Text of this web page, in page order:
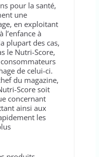
pour la santé,
une
en exploitant
l’enfance à
plupart des cas,
le Nutri-Score,
de celui-ci.
du magazine,
Score soit
concernant
ainsi aux
les